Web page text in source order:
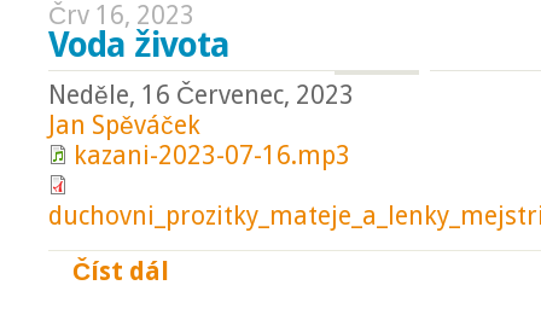
Črv 16, 2023
Voda života
Neděle, 16 Červenec, 2023
Jan Spěváček
kazani-2023-07-16.mp3
Číst dál